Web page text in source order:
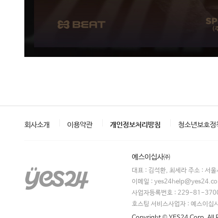
회사소개 이용약관 개인정보처리방침 청소년보호정
예스이십사㈜
대표 : 김석환, 최세라 주소 : 서
이메일 :
사업자등록번호 : 229-81-
호스팅 서비스사업자 : 예스이십